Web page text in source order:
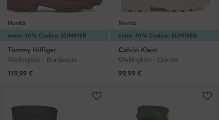
extra -10% Codice: SUMMER
Novità
Tommy Hilfiger
Wellington · Bordeaux
119,99 €
extra -10% Codice: SUMMER
Novità
Calvin Klein
Wellington · Crema
99,99 €